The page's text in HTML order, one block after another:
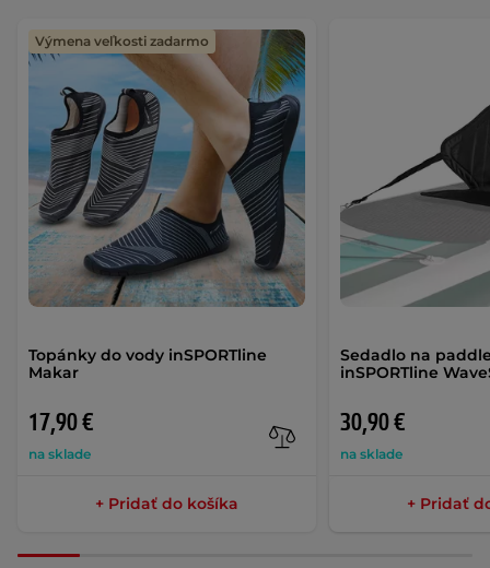
Topánky do vody inSPORTline
Makar
17,90 €
na sklade
Výmena veľkosti zadarmo
+ Pridať do košíka
Sedadlo na
inSPORTline
30,90 €
na sklade
+ Pridať